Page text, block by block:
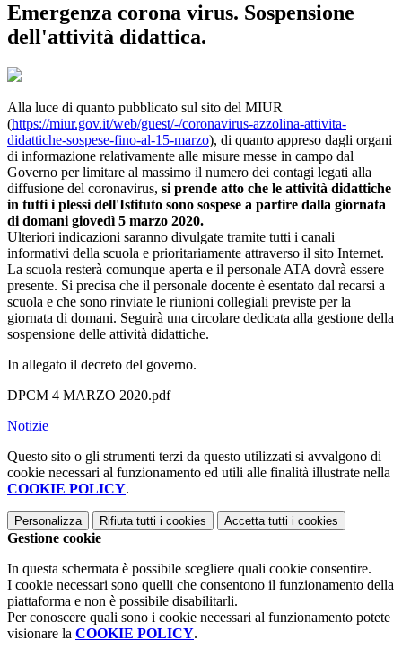
Emergenza corona virus. Sospensione
dell'attività didattica.
Alla luce di quanto pubblicato sul sito del MIUR
(https://miur.gov.it/web/guest/-/coronavirus-azzolina-attivita-
didattiche-sospese-fino-al-15-marzo), di quanto appreso dagli organi
di informazione relativamente alle misure messe in campo dal
Governo per limitare al massimo il numero dei contagi legati alla
diffusione del coronavirus, si prende atto che le attività didattiche
in tutti i plessi dell'Istituto sono sospese a partire dalla giornata
di domani giovedì 5 marzo 2020.
Ulteriori indicazioni saranno divulgate tramite tutti i canali
informativi della scuola e prioritariamente attraverso il sito Internet.
La scuola resterà comunque aperta e il personale ATA dovrà essere
presente. Si precisa che il personale docente è esentato dal recarsi a
scuola e che sono rinviate le riunioni collegiali previste per la
giornata di domani. Seguirà una circolare dedicata alla gestione della
sospensione delle attività didattiche.
In allegato il decreto del governo.
DPCM 4 MARZO 2020.pdf
Notizie
Questo sito o gli strumenti terzi da questo utilizzati si avvalgono di
cookie necessari al funzionamento ed utili alle finalità illustrate nella
COOKIE POLICY.
Personalizza Rifiuta tutti i cookies Accetta tutti i cookies
Gestione cookie
In questa schermata è possibile scegliere quali cookie consentire.
I cookie necessari sono quelli che consentono il funzionamento della
piattaforma e non è possibile disabilitarli.
Per conoscere quali sono i cookie necessari al funzionamento potete
visionare la COOKIE POLICY.